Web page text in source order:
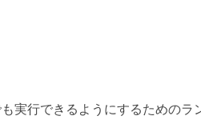
実行できるようにするためのラ